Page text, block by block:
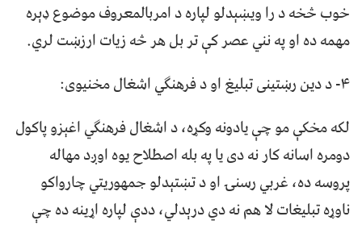
خوب څخه د را ویښېدلو لپاره د امربالمعروف موضوع ډېره
مهمه ده او په نني عصر کې تر بل هر څه زیات ارزښت لري.
۴- د دین رښتینی تبلیغ او د فرهنګي اشغال مخنیوی:
لکه مخکې مو چې یادونه وکړه، د اشغال فرهنګي اغېزو پاکول
دومره اسانه کار نه دی یا په بله اصطلاح یوه اوږد مهاله
پروسه ده، غربي رسنۍ او د تښتېدلو جمهوریتي چارواکو
ناوړه تبلیغات لا هم نه دي درېدلي، ددې لپاره اړینه ده چې